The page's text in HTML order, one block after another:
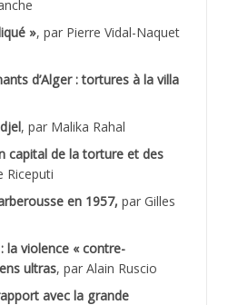
», par Pierre Vidal-Naquet
d’Alger : tortures à la villa
, par Malika Rahal
capital de la torture et des
Riceputi
en 1957, par Gilles
la violence « contre-
ultras, par Alain Ruscio
avec la grande